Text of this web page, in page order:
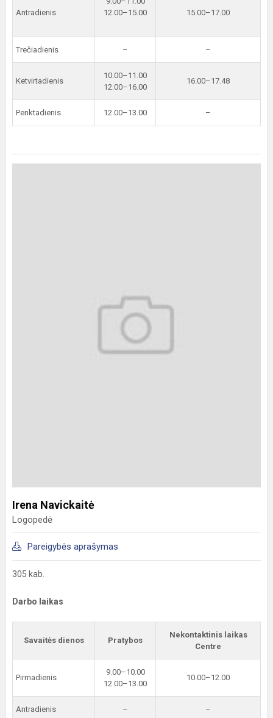
Antradienis
12.00–15.00
15.00–17.00
Trečiadienis – –
Ketvirtadienis
10.00–11.00
12.00–16.00
16.00–17.48
Penktadienis 12.00–13.00 –
Irena Navickaitė
Logopedė
Pareigybės aprašymas
305 kab.
Darbo laikas
Savaitės dienos Pratybos
Nekontaktinis laikas
Centre
Pirmadienis
9.00–10.00
12.00–13.00
10.00–12.00
Antradienis – –